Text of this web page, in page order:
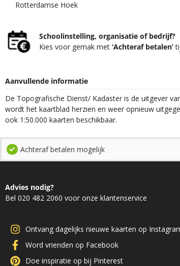
Rotterdamse Hoek
Schoolinstelling, organisatie of bedrijf?
Kies voor gemak met‘Achteraf betalen’
Aanvullende informatie
De Topografische Dienst/ Kadaster is de uitgever
wordt het kaartblad herzien en weer opnieuw
ook 1:50.000 kaarten beschikbaar.
Achteraf betalen mogelijk
Advies nodig?
Bel 020 482 2060 voor onze klantenservice
Ontvang dagelijks nieuwe kaarten op
Word vrienden op Facebook
Doe inspiratie op bij Pinterest